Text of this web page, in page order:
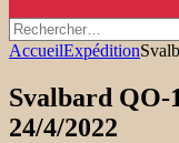
Rechercher :
AccueilExpédition
Svalbard QO-
24/4/2022